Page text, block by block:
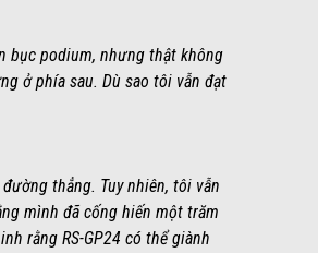
bục podium, nhưng thật không
ở phía sau. Dù sao tôi vẫn đạt
thẳng. Tuy nhiên, tôi vẫn
mình đã cống hiến một trăm
rằng RS-GP24 có thể giành